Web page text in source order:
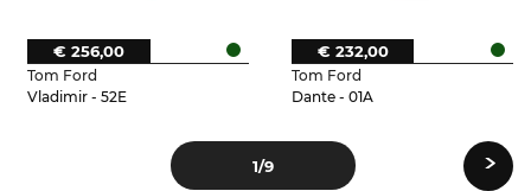
Tom Ford
Vladimir - 52E
€ 256,00
Tom Ford
Dante - 01A
€ 232,00
1/9 ›